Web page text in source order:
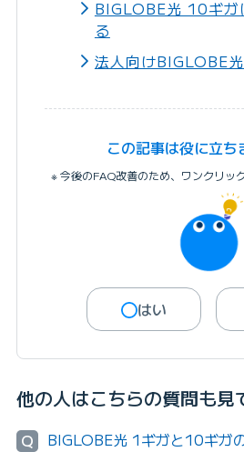
BIGLOBE光 10ギガ
る
法人向けBIGLOBE
この記事は役に立ち
※ 今後のFAQ改善のため、ワンクリッ
はい
他の人はこちらの質問も見
Q
BIGLOBE光 1ギガと10ギガ